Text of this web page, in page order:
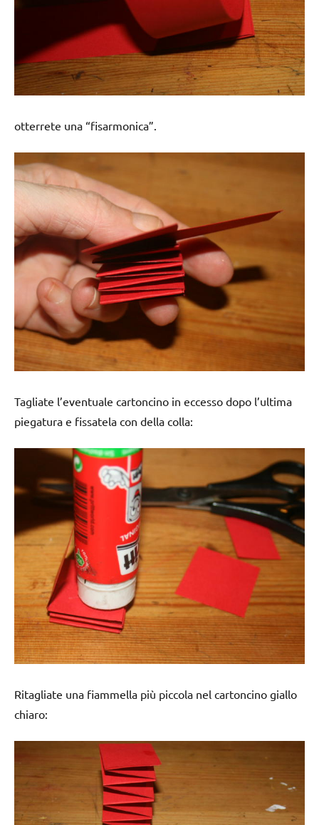
otterrete una “fisarmonica”.
Tagliate l’eventuale cartoncino in eccesso dopo l’ultima
piegatura e fissatela con della colla:
Ritagliate una fiammella più piccola nel cartoncino giallo
chiaro: